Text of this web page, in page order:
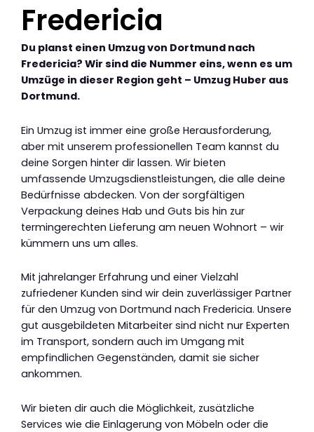
Fredericia
Du planst einen Umzug von Dortmund nach
Fredericia? Wir sind die Nummer eins, wenn es um
Umzüge in dieser Region geht – Umzug Huber aus
Dortmund.
Ein Umzug ist immer eine große Herausforderung,
aber mit unserem professionellen Team kannst du
deine Sorgen hinter dir lassen. Wir bieten
umfassende Umzugsdienstleistungen, die alle deine
Bedürfnisse abdecken. Von der sorgfältigen
Verpackung deines Hab und Guts bis hin zur
termingerechten Lieferung am neuen Wohnort – wir
kümmern uns um alles.
Mit jahrelanger Erfahrung und einer Vielzahl
zufriedener Kunden sind wir dein zuverlässiger Partner
für den Umzug von Dortmund nach Fredericia. Unsere
gut ausgebildeten Mitarbeiter sind nicht nur Experten
im Transport, sondern auch im Umgang mit
empfindlichen Gegenständen, damit sie sicher
ankommen.
Wir bieten dir auch die Möglichkeit, zusätzliche
Services wie die Einlagerung von Möbeln oder die